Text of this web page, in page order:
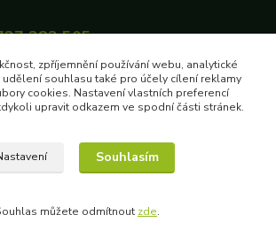
283 505
© 2020 EKOFARMA LUKAS, s.r.o.
zpříjemnění používání webu, analytické
udělení souhlasu také pro účely cílení reklamy
cookies. Nastavení vlastních preferencí
upravit odkazem ve spodní části stránek.
Souhlasím
můžete odmítnout zde.